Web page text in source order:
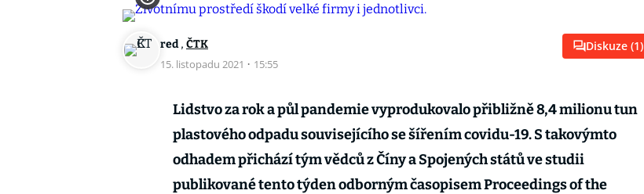
red, ČTK
15. listopadu 2021 · 15:55
Diskuze (1)
Lidstvo za rok a půl pandemie vyprodukovalo přibližně 8,4 milionu tun
plastového odpadu souvisejícího se šířením covidu-19. S takovýmto
odhadem přichází tým vědců z Číny a Spojených států ve studii
publikované tento týden odborným časopisem Proceedings of the